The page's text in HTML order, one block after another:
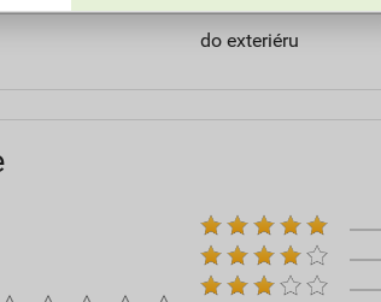
do exteriéru